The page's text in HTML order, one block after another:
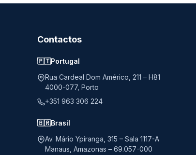
Contactos
🇵🇹Portugal
Rua Cardeal Dom Américo, 211 – H81
4000-077, Porto
+351 963 306 224
🇧🇷Brasil
Av. Mário Ypiranga, 315 – Sala 1117-A
Manaus, Amazonas – 69.057-000